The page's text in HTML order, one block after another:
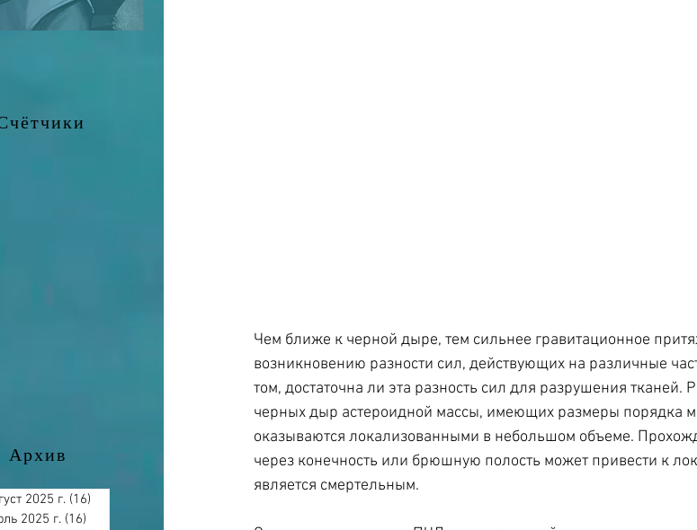
2025 г. (16)
2025 г. (16)
Архив
Чем ближе к черной дыре, тем сильнее гравитационное
возникновению разности сил, действующих на различные
том, достаточна ли эта разность сил для разрушения тканей.
черных дыр астероидной массы, имеющих размеры порядка
оказываются локализованными в небольшом объеме.
через конечность или брюшную полость может привести к
является смертельным.